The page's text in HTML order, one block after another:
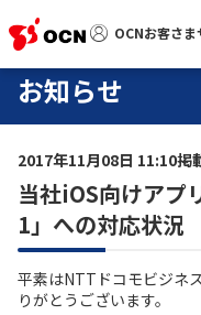
OCNお客さま
OCNお客さまサポ
サポートトップ
サービス名から
よくあるご質問
お知らせ
2017年11月08日 11:10掲
当社iOS向けアプ
1」への対応状況
平素はNTTドコモビジネ
りがとうございます。